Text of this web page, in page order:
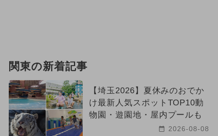
関東の新着記事
【埼玉2026】夏休みのおでか
け最新人気スポットTOP10動
物園・遊園地・屋内プールも
2026-08-08